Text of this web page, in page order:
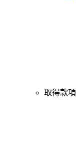
取得款項